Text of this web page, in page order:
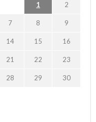
1 2
7 8 9
14 15 16
21 22 23
28 29 30